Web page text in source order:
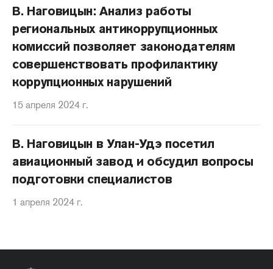
В. Наговицын: Анализ работы
региональных антикоррупционных
комиссий позволяет законодателям
совершенствовать профилактику
коррупционных нарушений
15 апреля 2024 г.
В. Наговицын в Улан-Удэ посетил
авиационный завод и обсудил вопросы
подготовки специалистов
1 апреля 2024 г.